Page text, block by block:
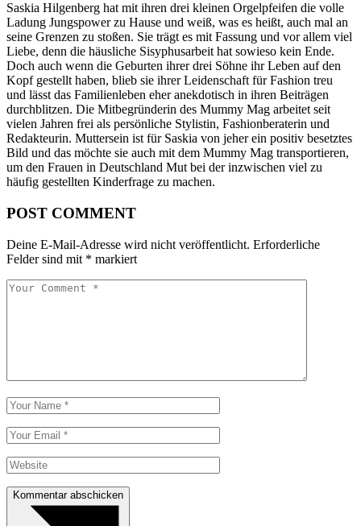
Saskia Hilgenberg hat mit ihren drei kleinen Orgelpfeifen die volle
Ladung Jungspower zu Hause und weiß, was es heißt, auch mal an
seine Grenzen zu stoßen. Sie trägt es mit Fassung und vor allem viel
Liebe, denn die häusliche Si­sy­phus­ar­beit hat sowieso kein Ende.
Doch auch wenn die Geburten ihrer drei Söhne ihr Leben auf den
Kopf gestellt haben, blieb sie ihrer Leidenschaft für Fashion treu
und lässt das Familienleben eher anekdotisch in ihren Beiträgen
durchblitzen. Die Mitbegründerin des Mummy Mag arbeitet seit
vielen Jahren frei als persönliche Stylistin, Fashionberaterin und
Redakteurin. Muttersein ist für Saskia von jeher ein positiv besetztes
Bild und das möchte sie auch mit dem Mummy Mag transportieren,
um den Frauen in Deutschland Mut bei der inzwischen viel zu
häufig gestellten Kinderfrage zu machen.
POST COMMENT
Deine E-Mail-Adresse wird nicht veröffentlicht. Erforderliche
Felder sind mit * markiert
Kommentar abschicken